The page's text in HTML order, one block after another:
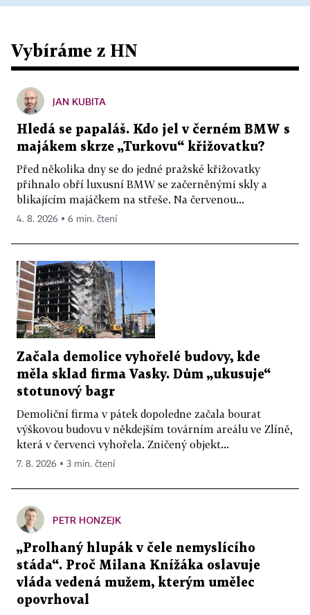
Vybíráme z HN
JAN KUBITA
Hledá se papaláš. Kdo jel v černém BMW s
majákem skrze „Turkovu“ křižovatku?
Před několika dny se do jedné pražské křižovatky
přihnalo obří luxusní BMW se začerněnými skly a
blikajícím majáčkem na střeše. Na červenou...
4. 8. 2026 ▪ 6 min. čtení
Začala demolice vyhořelé budovy, kde
měla sklad firma Vasky. Dům „ukusuje“
stotunový bagr
Demoliční firma v pátek dopoledne začala bourat
výškovou budovu v někdejším továrním areálu ve Zlíně,
která v červenci vyhořela. Zničený objekt...
7. 8. 2026 ▪ 3 min. čtení
PETR HONZEJK
„Prolhaný hlupák v čele nemyslícího
stáda“. Proč Milana Knížáka oslavuje
vláda vedená mužem, kterým umělec
opovrhoval